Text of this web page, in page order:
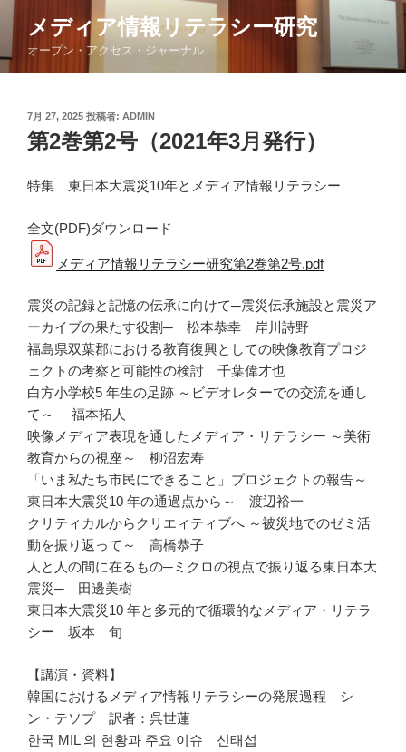
テ
ン
メディア情報リテラシー研究
オープン・アクセス・ジャーナル
投
稿
日:
7月 27, 2025 投稿者: ADMIN
第2巻第2号（2021年3月発行）
特集 東日本大震災10年とメディア情報リテラシー
全文(PDF)ダウンロード
メディア情報リテラシー研究第2巻第2号.pdf
震災の記録と記憶の伝承に向けて─震災伝承施設と震災ア
ーカイブの果たす役割─ 松本恭幸 岸川詩野
福島県双葉郡における教育復興としての映像教育プロジ
ェクトの考察と可能性の検討 千葉偉才也
白方小学校5 年生の足跡 ～ビデオレターでの交流を通し
て～ 福本拓人
映像メディア表現を通したメディア・リテラシー ～美術
教育からの視座～ 柳沼宏寿
「いま私たち市民にできること」プロジェクトの報告～
東日本大震災10 年の通過点から～ 渡辺裕一
クリティカルからクリエィティブへ ～被災地でのゼミ活
動を振り返って～ 高橋恭子
人と人の間に在るもの─ミクロの視点で振り返る東日本大
震災─ 田邊美樹
東日本大震災10 年と多元的で循環的なメディア・リテラ
シー 坂本 旬
【講演・資料】
韓国におけるメディア情報リテラシーの発展過程 シ
ン・テソプ 訳者：呉世蓮
한국 MIL 의 현황과 주요 이슈 신태섭